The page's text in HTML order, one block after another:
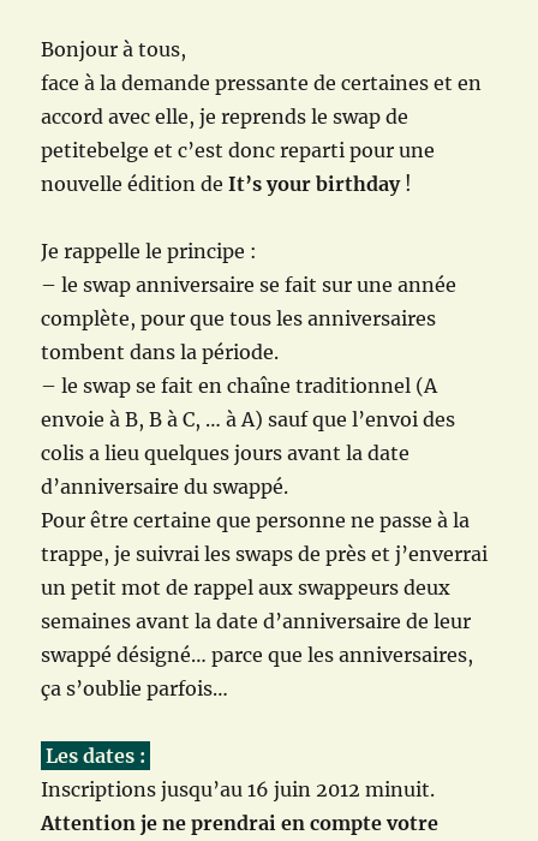
Bonjour à tous,
face à la demande pressante de certaines et en
accord avec elle, je reprends le swap de
petitebelge et c’est donc reparti pour une
nouvelle édition deIt’s your birthday!
Je rappelle le principe :
– le swap anniversaire se fait sur une année
complète, pour que tous les anniversaires
tombent dans la période.
– le swap se fait en chaîne traditionnel (A
envoie à B, B à C, … à A) sauf que l’envoi des
colis a lieu quelques jours avant la date
d’anniversaire du swappé.
Pour être certaine que personne ne passe à la
trappe, je suivrai les swaps de près et j’enverrai
un petit mot de rappel aux swappeurs deux
semaines avant la date d’anniversaire de leur
swappé désigné… parce que les anniversaires,
ça s’oublie parfois…
Les dates :
Inscriptions jusqu’au 16 juin 2012 minuit.
Attention je ne prendrai en compte votre